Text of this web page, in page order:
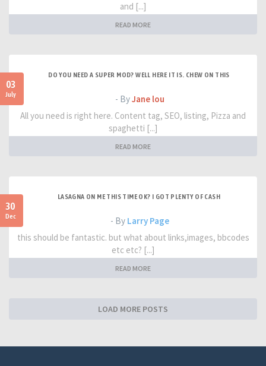
and [...]
READ MORE
03
July
DO YOU NEED A SUPER MOD? WELL HERE IT IS. CHEW ON THIS
- ByJane lou
All you need is right here. Content tag, SEO, listing, Pizza and
spaghetti [...]
READ MORE
30
Dec
LASAGNA ON ME THIS TIME OK? I GOT PLENTY OF CASH
- By Larry Page
this should be fantastic. but what about links,images, bbcodes
etc etc? [...]
READ MORE
LOAD MORE POSTS